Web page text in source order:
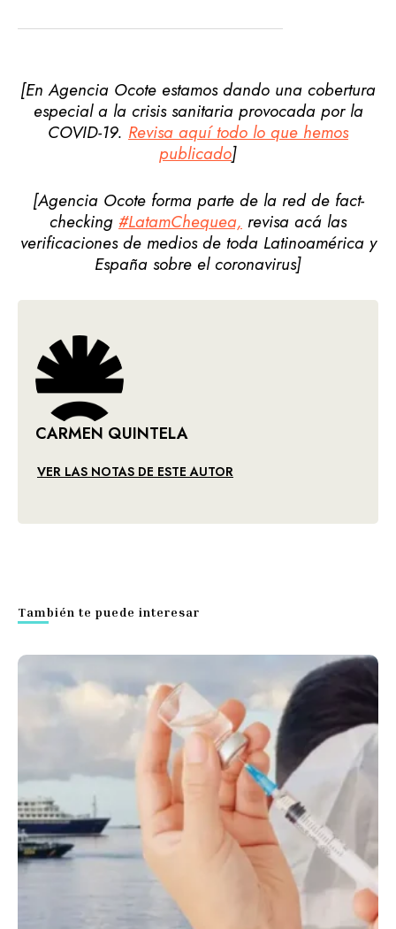
[En Agencia Ocote estamos dando una cobertura
especial a la crisis sanitaria provocada por la
COVID-19. Revisa aquí todo lo que hemos
publicado]
[Agencia Ocote forma parte de la red de fact-
checking #LatamChequea, revisa acá las
verificaciones de medios de toda Latinoamérica y
España sobre el coronavirus]
CARMEN QUINTELA
VER LAS NOTAS DE ESTE AUTOR
También te puede interesar